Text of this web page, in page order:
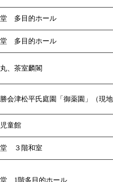
多目的ホール
多目的ホール
、茶室麟閣
会津松平氏庭園「御薬園」（現地
童館
堂 ３階和室
1階多目的ホール